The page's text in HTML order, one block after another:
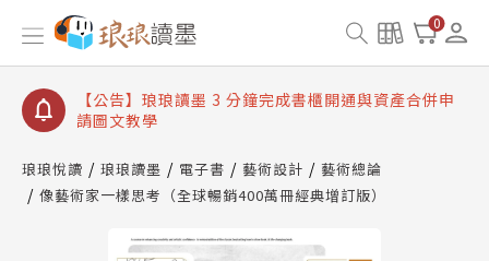
0
【公告】琅琅讀墨數位閱讀資產合併與書櫃開通申請
【公告】琅琅讀墨書櫃開通常見問題
【公告】琅琅讀墨 3 分鐘完成書櫃開通與資產合併申
請圖文教學
查詢
【公告】琅琅讀墨數位閱讀資產合併與書櫃開通申請
琅琅悅讀 琅琅讀墨 電子書 藝術設計
藝術總論
像藝術家一樣思考（全球暢銷400萬冊經典增訂版）